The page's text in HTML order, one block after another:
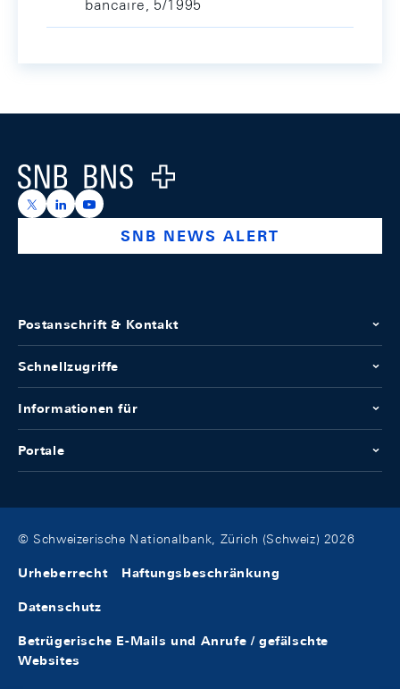
bancaire, 5/1995
Logo
https://x.com/snb_bns
https://ch.linkedin.com/company/swiss-national-
https://www.youtube.com/@swissnationalbank
SNB NEWS ALERT
Postanschrift & Kontakt
Schnellzugriffe
Informationen für
Portale
© Schweizerische Nationalbank, Zürich (Schweiz) 2026
Urheberrecht Haftungsbeschränkung
Datenschutz
Betrügerische E-Mails und Anrufe / gefälschte
Websites